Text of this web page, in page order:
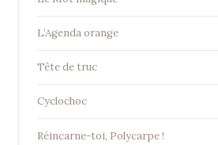
L’Agenda orange
Tête de truc
Cyclochoc
Réincarne-toi, Polycarpe !